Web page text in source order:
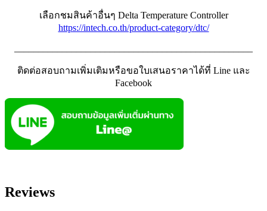
เลือกชมสินค้าอื่นๆ Delta Temperature Controller
https://intech.co.th/product-category/dtc/
ติดต่อสอบถามเพิ่มเติมหรือขอใบเสนอราคาได้ที่ Line และ
Facebook
Reviews